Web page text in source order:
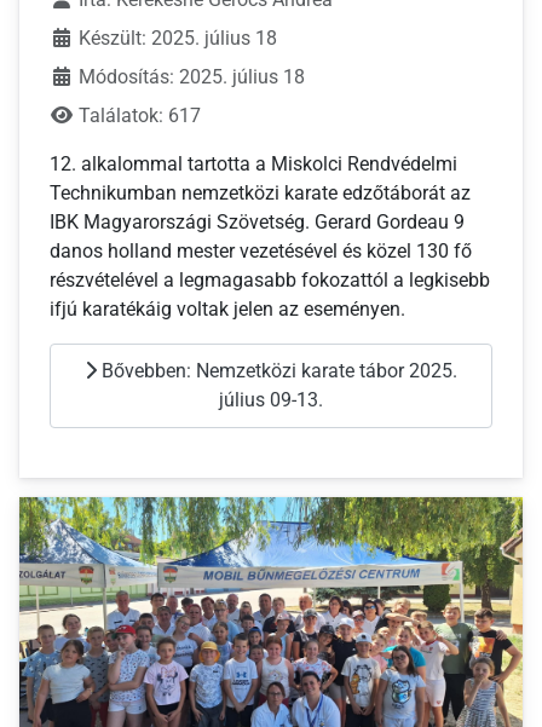
Készült: 2025. július 18
Módosítás: 2025. július 18
Találatok: 617
12. alkalommal tartotta a Miskolci Rendvédelmi
Technikumban nemzetközi karate edzőtáborát az
IBK Magyarországi Szövetség. Gerard Gordeau 9
danos holland mester vezetésével és közel 130 fő
részvételével a legmagasabb fokozattól a legkisebb
ifjú karatékáig voltak jelen az eseményen.
Bővebben: Nemzetközi karate tábor 2025.
július 09-13.